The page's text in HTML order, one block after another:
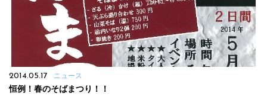
2014.05.17 ニュース
恒例！春のそばまつり！！